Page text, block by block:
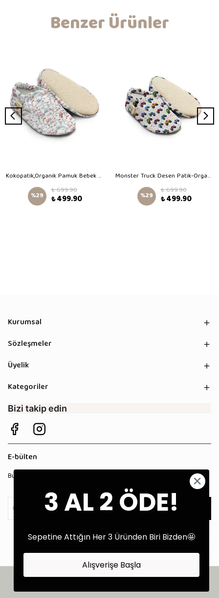
Benzer Ürünler
Kokopatik,Organik Pamuk Bebek Patiği,Kaydırmaz Taban,Yenidoğan Patik,Ev Kreş Ayakkabısı,Büyük Macera Trafikte Desen Patik
%29 ₺ 699.90
₺ 499.90
Monster Truck Desen Patik-Organik Pamuk Bebek Patiği, Kaydırmaz Taban, Yenidoğan Patik
%29 ₺ 699.90
₺ 499.90
Kurumsal
Sözleşmeler
Üyelik
Kategoriler
Bizi takip edin
E-bülten
Bültenimize kaydolun, tüm kampanyalardan anında haberdar olun!
©2025 Tüm Hakları Saklıdır - Tekstil Performans Pazarlama Ajansı:
Kokopatik
3 AL 2 ÖDE!
Sepetine Attığın Her 3 Üründen Biri Bizden🤩
Alışverişe Başla